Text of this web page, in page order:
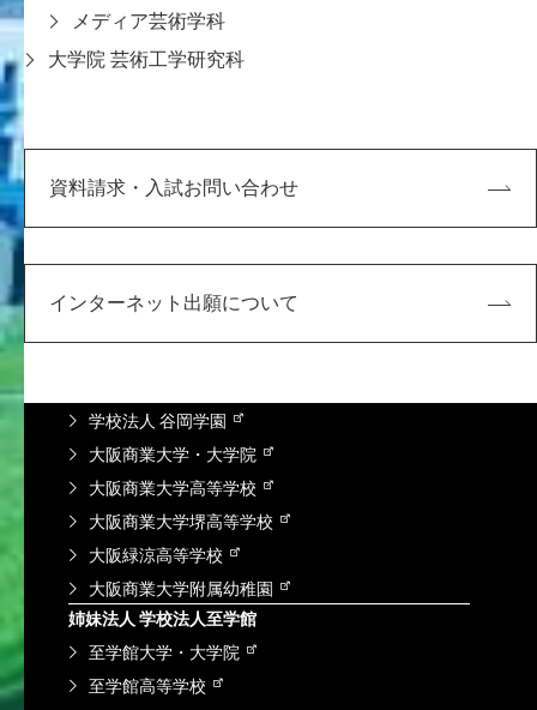
メディア芸術学科
大学院 芸術工学研究科
資料請求・入試お問い合わせ
インターネット出願について
FAX:078-794-5027
研究・社会連携
学内向け
Microsoft365
学校法人 谷岡学園
大阪商業大学・大学院
大阪商業大学高等学校
大阪商業大学堺高等学校
大阪緑涼高等学校
大阪商業大学附属幼稚園
姉妹法人 学校法人至学館
至学館大学・大学院
至学館高等学校